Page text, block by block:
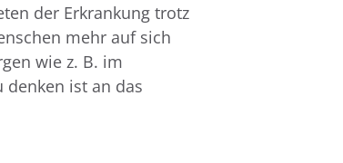
der Erkrankung trotz
mehr auf sich
wie z. B. im
ist an das